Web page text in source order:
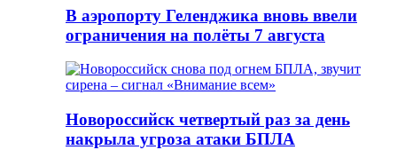
В аэропорту Геленджика вновь ввели
ограничения на полёты 7 августа
Новороссийск четвертый раз за день
накрыла угроза атаки БПЛА